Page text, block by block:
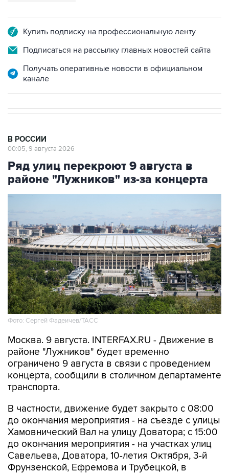
Купить подписку на профессиональную ленту
Подписаться на рассылку главных новостей сайта
Получать оперативные новости в официальном
канале
В РОССИИ
00:05, 9 августа 2026
Ряд улиц перекроют 9 августа в
районе "Лужников" из-за концерта
Фото: Сергей Фадеичев/ТАСС
Москва. 9 августа. INTERFAX.RU - Движение в
районе "Лужников" будет временно
ограничено 9 августа в связи с проведением
концерта, сообщили в столичном департаменте
транспорта.
В частности, движение будет закрыто с 08:00
до окончания мероприятия - на съезде с улицы
Хамовнический Вал на улицу Доватора; с 15:00
до окончания мероприятия - на участках улиц
Савельева, Доватора, 10-летия Октября, 3-й
Фрунзенской, Ефремова и Трубецкой, в